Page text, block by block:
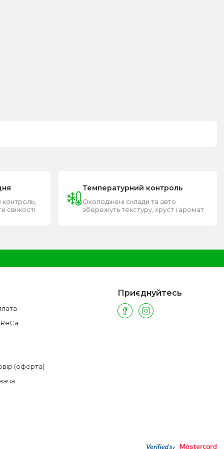
контроль,
свіжості
Температурний контроль
Охолоджені склади та авто
збережуть текстуру, хруст і аромат
(оферта)
Приєднуйтесь